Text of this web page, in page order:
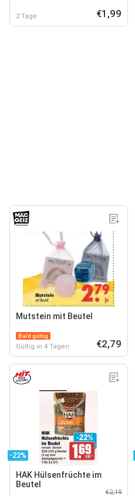
Peach Iced Tea Ade
2 Tage €1,99
Mutstein mit Beutel
Bald gültig
Gültig in 4 Tagen €2,79
-22%
HAK Hülsenfrüchte im
Beutel
€2,19